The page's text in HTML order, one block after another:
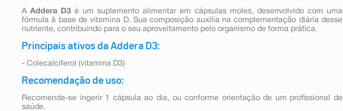
A Addera D3 é um suplemento alimentar em cápsulas moles, desenvolvido com uma
fórmula à base de vitamina D. Sua composição auxilia na complementação diária desse
nutriente, contribuindo para o seu aproveitamento pelo organismo de forma prática.
Principais ativos da Addera D3:
- Colecalciferol (vitamina D3)
Recomendação de uso:
Recomenda-se ingerir 1 cápsula ao dia, ou conforme orientação de um profissional de
saúde.